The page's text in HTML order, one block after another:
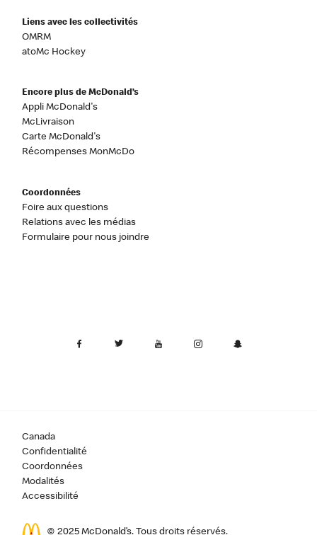
Liens avec les collectivités
OMRM
atoMc Hockey
Encore plus de McDonald’s
Appli McDonald's
McLivraison
Carte McDonald's
Récompenses MonMcDo
Coordonnées
Foire aux questions
Relations avec les médias
Formulaire pour nous joindre
Canada
Confidentialité
Coordonnées
Modalités
Accessibilité
© 2025 McDonald’s. Tous droits réservés.